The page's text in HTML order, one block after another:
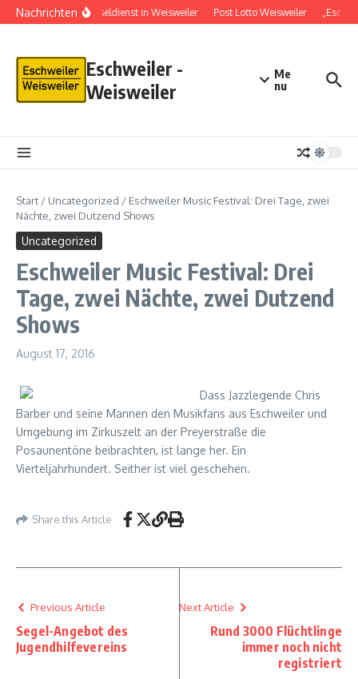
NachrichtenSchlüsseldienst in Weisweiler Post Lotto Weisweiler
Eschweiler -
Weisweiler
Me
nu
Start / Uncategorized / Eschweiler Music Festival: Drei Tage, zwei
Nächte, zwei Dutzend Shows
Uncategorized
Eschweiler Music Festival: Drei
Tage, zwei Nächte, zwei Dutzend
Shows
August 17, 2016
Dass Jazzlegende Chris
Barber und seine Mannen den Musikfans aus Eschweiler und
Umgebung im Zirkuszelt an der Preyerstraße die
Posaunentöne beibrachten, ist lange her. Ein
Vierteljahrhundert. Seither ist viel geschehen.
Share this Article
Previous Article
Segel-Angebot des
Jugendhilfevereins
Next Article
Rund 3000 Flüchtlinge
immer noch nicht
registriert